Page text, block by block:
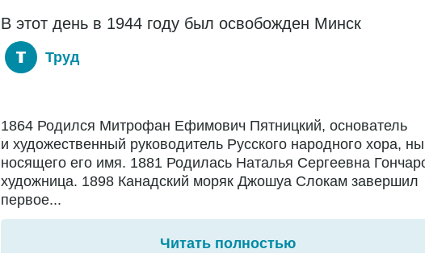
В этот день в 1944 году был освобожден Минск
Труд
1864 Родился Митрофан Ефимович Пятницкий, основатель
и художественный руководитель Русского народного хора,
носящего его имя. 1881 Родилась Наталья Сергеевна
художница. 1898 Канадский моряк Джошуа Слокам завершил
первое...
Читать полностью